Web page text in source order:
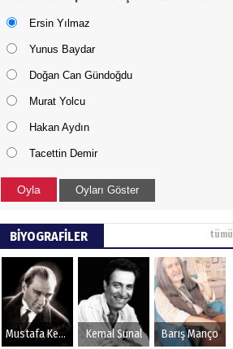
Kış Depresyonu Nedir?
Ersin Yılmaz
Yunus Baydar
Doğan Can Gündoğdu
Murat Yolcu
Hakan Aydın
Tacettin Demir
Oyla Oyları Göster
BİYOGRAFİLER tümü
Mustafa Kemal Atatürk Kemal Sunal Barış Manço